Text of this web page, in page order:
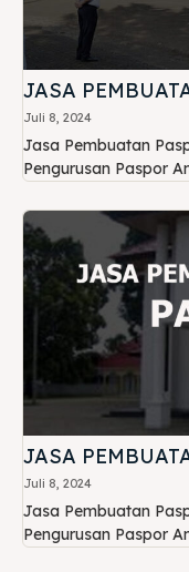
JASA
Juli 8, 2024
Jasa Pembuatan
Pengurusan Paspor
JASA
Juli 8, 2024
Jasa Pembuatan
Pengurusan Paspor